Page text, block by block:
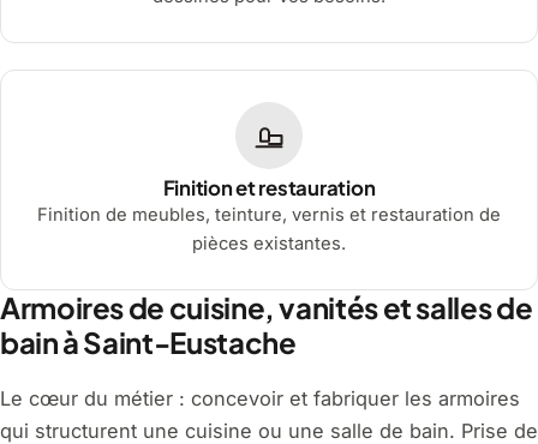
Finition et restauration
Finition de meubles, teinture, vernis et restauration de
pièces existantes.
Armoires de cuisine, vanités et salles de
bain à Saint-Eustache
Le cœur du métier : concevoir et fabriquer les armoires
qui structurent une cuisine ou une salle de bain. Prise de